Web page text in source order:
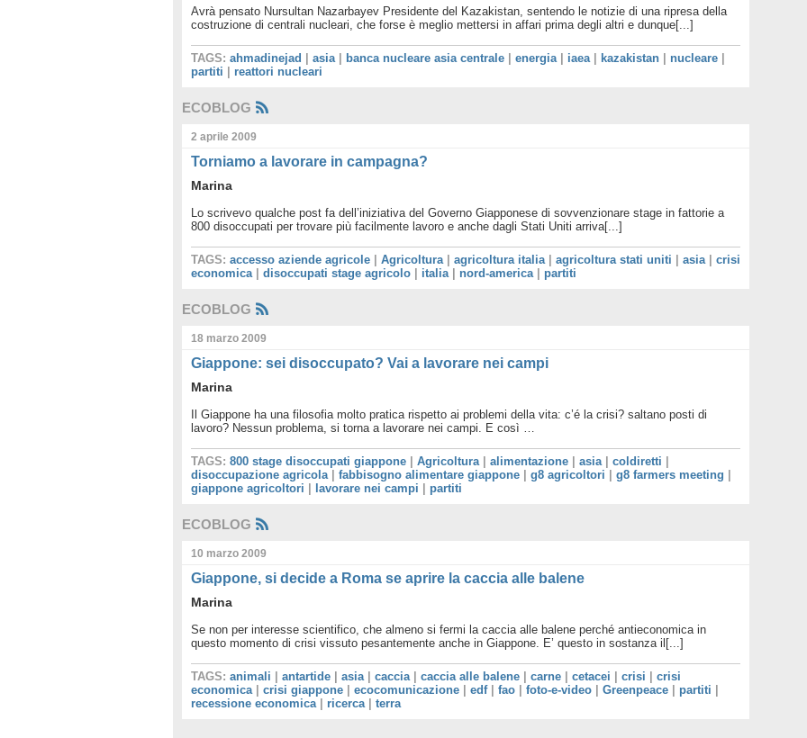
Avrà pensato Nursultan Nazarbayev Presidente del Kazakistan, sentendo le notizie di una ripresa della
costruzione di centrali nucleari, che forse è meglio mettersi in affari prima degli altri e dunque[...]
TAGS: ahmadinejad asia| banca nucleare asia centrale energia| iaea| kazakistan nucleare
partiti
reattori nucleari
ECOBLOG
2 aprile 2009
Torniamo a lavorare in campagna?
Marina
Lo scrivevo qualche post fa dell’iniziativa del Governo Giapponese di sovvenzionare stage in fattorie a
800 disoccupati per trovare più facilmente lavoro e anche dagli Stati Uniti arriva[...]
TAGS: accesso aziende agricole Agricoltura| agricoltura italia| agricoltura stati uniti asia| crisi
economica| disoccupati stage agricolo italia| nord-america| partiti
ECOBLOG
18 marzo 2009
Giappone: sei disoccupato? Vai a lavorare nei campi
Marina
Il Giappone ha una filosofia molto pratica rispetto ai problemi della vita: c’é la crisi? saltano posti di
lavoro? Nessun problema, si torna a lavorare nei campi. E così …
TAGS: 800 stage disoccupati giappone Agricoltura| alimentazione asia| coldiretti
disoccupazione agricola| fabbisogno alimentare giappone g8 agricoltori g8 farmers meeting
giappone agricoltori
lavorare nei campi partiti
ECOBLOG
10 marzo 2009
Giappone, si decide a Roma se aprire la caccia alle balene
Marina
Se non per interesse scientifico, che almeno si fermi la caccia alle balene perché antieconomica in
questo momento di crisi vissuto pesantemente anche in Giappone. E’ questo in sostanza il[...]
TAGS: animali antartide asia| caccia| caccia alle balene carne cetacei crisi
crisi
economica| crisi giappone ecocomunicazione edf| fao foto-e-video Greenpeace partiti
recessione economica| ricerca| terra